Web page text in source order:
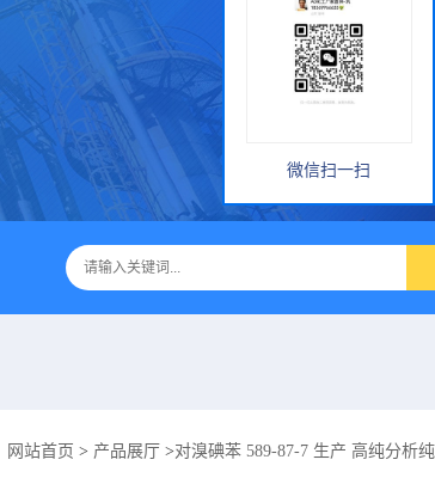
网站首页 > 产品展厅 >对溴碘苯 589-87-7 生产 高纯分析
微信扫一扫